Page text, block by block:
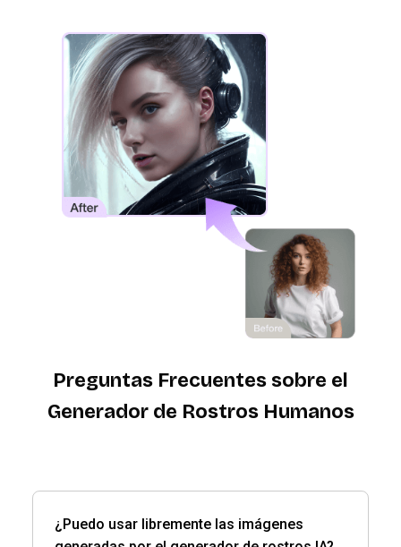
Preguntas Frecuentes sobre el
Generador de Rostros Humanos
¿Puedo usar libremente las imágenes